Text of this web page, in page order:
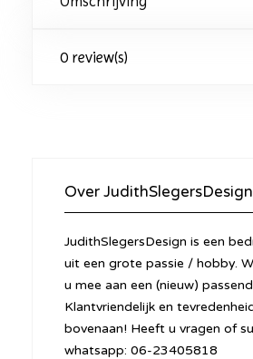
0 review(s)
Over JudithSlegersDesign
JudithSlegersDesign is een
uit een grote passie / hobby.
u mee aan een (nieuw)
Klantvriendelijk en
bovenaan! Heeft u vragen of
whatsapp: 06-23405818